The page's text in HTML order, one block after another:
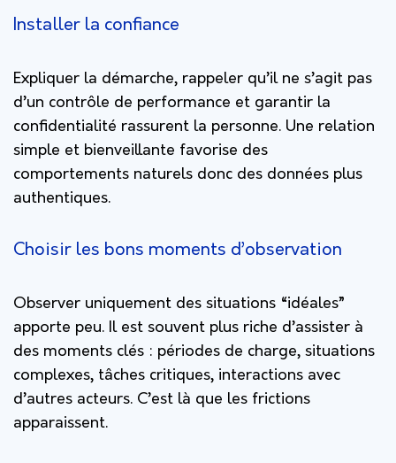
Installer la confiance
Expliquer la démarche, rappeler qu’il ne s’agit pas
d’un contrôle de performance et garantir la
confidentialité rassurent la personne. Une relation
simple et bienveillante favorise des
comportements naturels donc des données plus
authentiques.
Choisir les bons moments d’observation
Observer uniquement des situations “idéales”
apporte peu. Il est souvent plus riche d’assister à
des moments clés : périodes de charge, situations
complexes, tâches critiques, interactions avec
d’autres acteurs. C’est là que les frictions
apparaissent.